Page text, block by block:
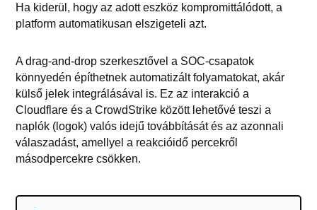
Ha kiderül, hogy az adott eszköz kompromittálódott, a
platform automatikusan elszigeteli azt.
A drag-and-drop szerkesztővel a SOC-csapatok
könnyedén építhetnek automatizált folyamatokat, akár
külső jelek integrálásával is. Ez az interakció a
Cloudflare és a CrowdStrike között lehetővé teszi a
naplók (logok) valós idejű továbbítását és az azonnali
válaszadást, amellyel a reakcióidő percekről
másodpercekre csökken.